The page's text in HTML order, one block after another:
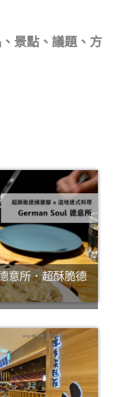
景點、議題、方
意所．超酥脆德